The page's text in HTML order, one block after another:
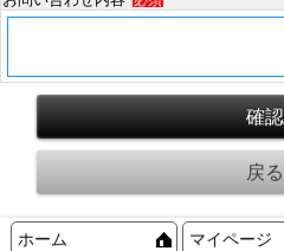
ホーム マイページ